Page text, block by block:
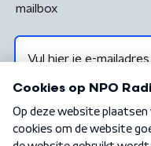
mailbox